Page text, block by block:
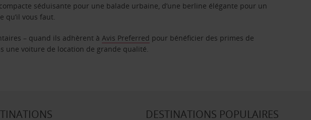
séduisante pour une balade urbaine, d’une berline élégante pour un
qu’il vous faut.
– quand ils adhèrent àAvis Preferred pour bénéficier des primes de
une voiture de location de grande qualité.
DESTINATIONS POPULAIRES